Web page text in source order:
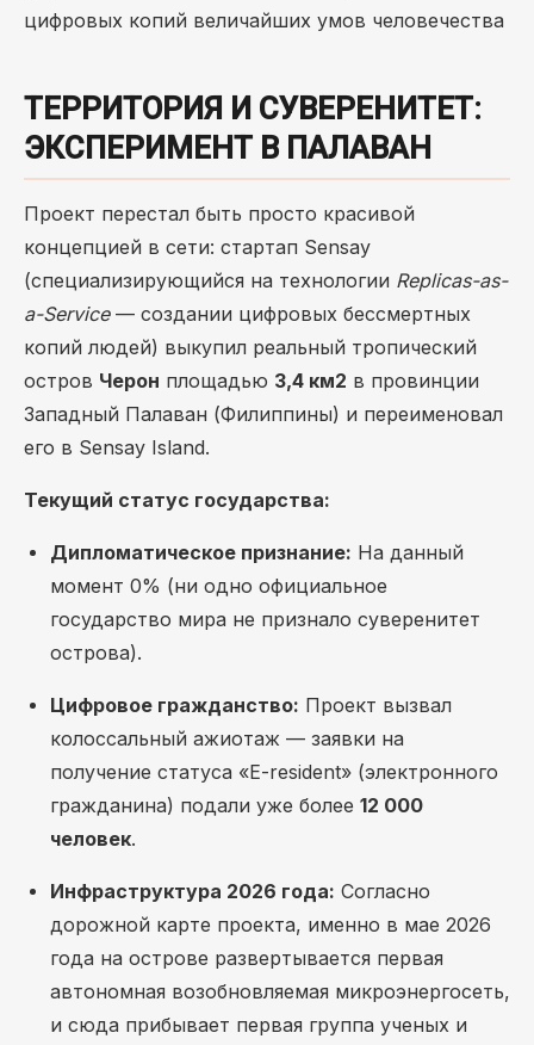
цифровых копий величайших умов человечества
ТЕРРИТОРИЯ И СУВЕРЕНИТЕТ:
ЭКСПЕРИМЕНТ В ПАЛАВАН
Проект перестал быть просто красивой
концепцией в сети: стартап Sensay
(специализирующийся на технологии Replicas-as-
a-Service— создании цифровых бессмертных
копий людей) выкупил реальный тропический
остров Черон площадью 3,4 км2 в провинции
Западный Палаван (Филиппины) и переименовал
его в Sensay Island.
Текущий статус государства:
Дипломатическое признание: На данный
момент 0% (ни одно официальное
государство мира не признало суверенитет
острова).
Цифровое гражданство: Проект вызвал
колоссальный ажиотаж — заявки на
получение статуса «E-resident» (электронного
гражданина) подали уже более 12 000
человек.
Инфраструктура 2026 года: Согласно
дорожной карте проекта, именно в мае 2026
года на острове развертывается первая
автономная возобновляемая микроэнергосеть,
и сюда прибывает первая группа ученых и